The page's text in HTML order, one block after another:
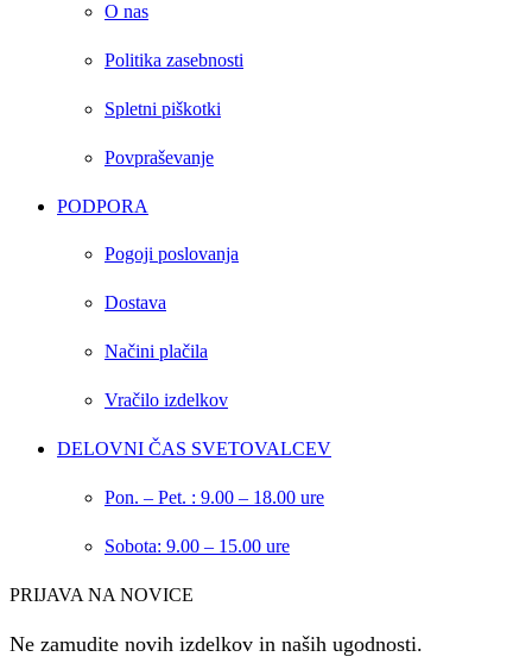
O nas
Politika zasebnosti
Spletni piškotki
Povpraševanje
PODPORA
Pogoji poslovanja
Dostava
Načini plačila
Vračilo izdelkov
DELOVNI ČAS SVETOVALCEV
Pon. – Pet. : 9.00 – 18.00 ure
Sobota: 9.00 – 15.00 ure
PRIJAVA NA NOVICE
Ne zamudite novih izdelkov in naših ugodnosti.